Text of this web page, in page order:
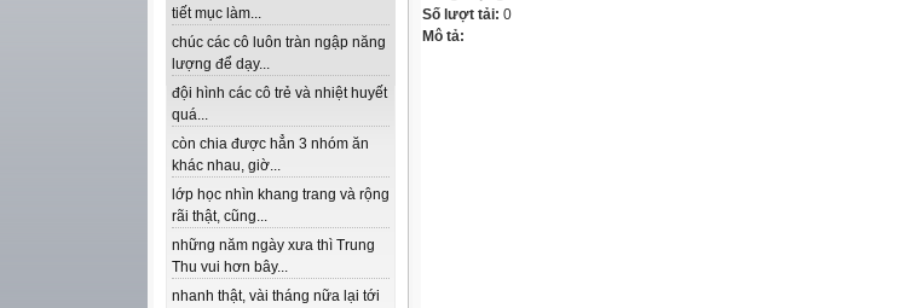
tiết mục làm...
chúc các cô luôn tràn ngập năng
lượng để dạy...
đội hình các cô trẻ và nhiệt huyết
quá...
còn chia được hẳn 3 nhóm ăn
khác nhau, giờ...
lớp học nhìn khang trang và rộng
rãi thật, cũng...
những năm ngày xưa thì Trung
Thu vui hơn bây...
nhanh thật, vài tháng nữa lại tới
Số lượt tải: 0
Mô tả: